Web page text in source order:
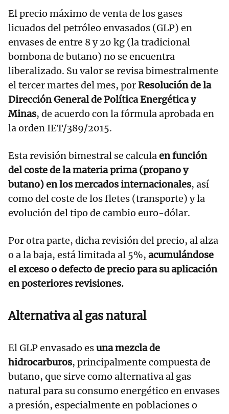
El precio máximo de venta de los gases
licuados del petróleo envasados (GLP) en
envases de entre 8 y 20 kg (la tradicional
bombona de butano) no se encuentra
liberalizado. Su valor se revisa bimestralmente
el tercer martes del mes, porResolución de la
Dirección General de Política Energética y
Minas, de acuerdo con la fórmula aprobada en
la orden IET/389/2015.
Esta revisión bimestral se calculaen función
del coste de la materia prima (propano y
butano) en los mercados internacionales, así
como del coste de los fletes (transporte) y la
evolución del tipo de cambio euro-dólar.
Por otra parte, dicha revisión del precio, al alza
o a la baja, está limitada al 5%, acumulándose
el exceso o defecto de precio para su aplicación
en posteriores revisiones.
Alternativa al gas natural
El GLP envasado esuna mezcla de
hidrocarburos, principalmente compuesta de
butano, que sirve como alternativa al gas
natural para su consumo energético en envases
a presión, especialmente en poblaciones o